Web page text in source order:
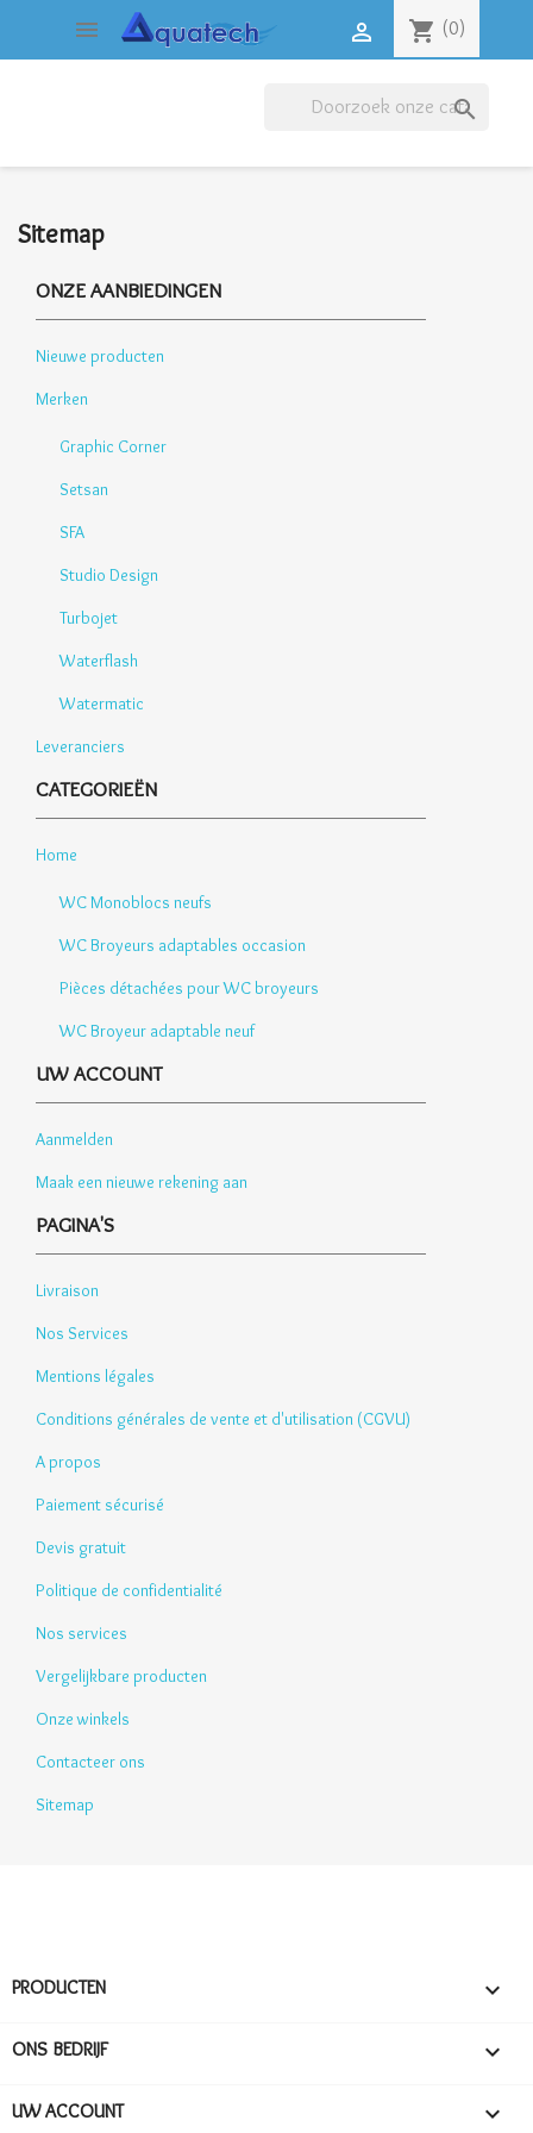
 shopping_cart (0)


Sitemap
ONZE AANBIEDINGEN
Nieuwe producten
Merken
Graphic Corner
Setsan
SFA
Studio Design
Turbojet
Waterflash
Watermatic
Leveranciers
CATEGORIEËN
Home
WC Monoblocs neufs
WC Broyeurs adaptables occasion
Pièces détachées pour WC broyeurs
WC Broyeur adaptable neuf
UW ACCOUNT
Aanmelden
Maak een nieuwe rekening aan
PAGINA'S
Livraison
Nos Services
Mentions légales
Conditions générales de vente et d'utilisation (CGVU)
A propos
Paiement sécurisé
Devis gratuit
Politique de confidentialité
Nos services
Vergelijkbare producten
Onze winkels
Contacteer ons
Sitemap
PRODUCTEN 
ONS BEDRIJF 
UW ACCOUNT 